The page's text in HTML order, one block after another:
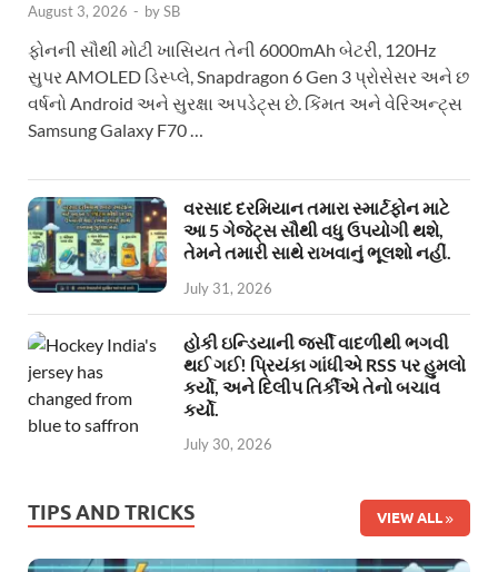
August 3, 2026 - bySB
ફોનની સૌથી મોટી ખાસિયત તેની 6000mAh બેટરી, 120Hz
સુપર AMOLED ડિસ્પ્લે, Snapdragon 6 Gen 3 પ્રોસેસર અને છ
વર્ષનો Android અને સુરક્ષા અપડેટ્સ છે. કિંમત અને વેરિઅન્ટ્સ
Samsung Galaxy F70 …
વરસાદ દરમિયાન તમારા સ્માર્ટફોન માટે
આ 5 ગેજેટ્સ સૌથી વધુ ઉપયોગી થશે,
તેમને તમારી સાથે રાખવાનું ભૂલશો નહીં.
July 31, 2026
હોકી ઇન્ડિયાની જર્સી વાદળીથી ભગવી
થઈ ગઈ! પ્રિયંકા ગાંધીએ RSS પર હુમલો
કર્યો, અને દિલીપ તિર્કીએ તેનો બચાવ
કર્યો.
July 30, 2026
TIPS AND TRICKS VIEW ALL